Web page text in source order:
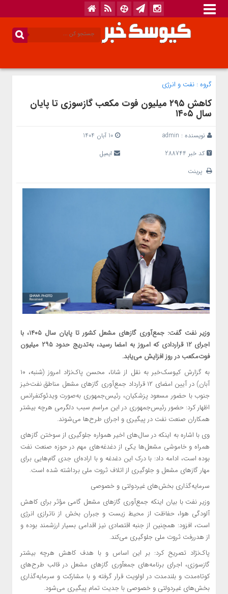
گروه : نفت و انرژی
کاهش ۲۹۵ میلیون فوت مکعب گازسوزی تا پایان
سال ۱۴۰۵
نویسنده : admin
10 آبان 1404
کد خبر 288744
ایمیل
پرینت
وزیر نفت گفت: جمع‌آوری گازهای مشعل کشور تا پایان سال ۱۴۰۵، با
اجرای ۱۲ قراردادی که امروز به امضا رسید، به‌تدریج حدود ۲۹۵ میلیون
فوت‌مکعب در روز افزایش می‌یابد.
به گزارش کیوسک‌خبر به نقل از شانا، محسن پاک‌نژاد امروز (شنبه، ۱۰
آبان) در آیین امضای ۱۲ قرارداد جمع‌آوری گازهای مشعل مناطق نفت‌خیز
جنوب با حضور مسعود پزشکیان، رئیس‌جمهوری به‌صورت ویدئوکنفرانس
اظهار کرد: حضور رئیس‌جمهوری در این مراسم سبب دلگرمی هرچه بیشتر
همکاران صنعت نفت در پیگیری و اجرای طرح‌ها می‌شوند.
وی با اشاره به اینکه در سال‌های اخیر همواره جلوگیری از سوختن گازهای
همراه و خاموشی مشعل‌ها یکی از دغدغه‌های مهم در حوزه صنعت نفت
بوده است، ادامه داد: با درک این دغدغه و با اراده‌ای جدی گام‌هایی برای
مهار گازهای مشعل و جلوگیری از اتلاف ثروت ملی برداشته‌ شده است.
سرمایه‌گذاری بخش‌های غیردولتی و خصوصی
وزیر نفت با بیان اینکه جمع‌آوری گازهای مشعل گامی مؤثر برای کاهش
آلودگی هوا، حفاظت از محیط زیست و جبران بخش از ناترازی انرژی
است، افزود: همچنین از جنبه اقتصادی نیز اقدامی بسیار ارزشمند بوده و
از هدررفت ثروت ملی جلوگیری می‌کند.
پاک‌نژاد تصریح کرد: بر این اساس و با هدف کاهش هرچه بیشتر
گازسوزی، اجرای برنامه‌های جمع‎آوری گازهای مشعل در قالب طرح‌های
کوتاه‌مدت و بلندمدت در اولویت قرار گرفته و با مشارکت و سرمایه‌گذاری
بخش‌های غیردولتی و خصوصی با جدیت تمام پیگیری می‌شود.